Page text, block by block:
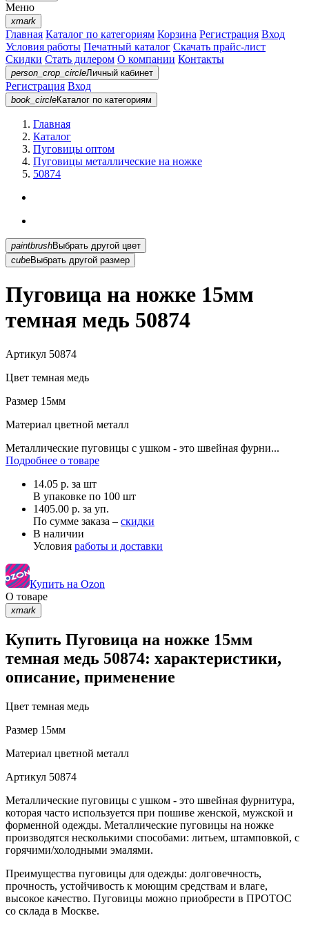
Меню
xmark
Главная Каталог по категориям Корзина Регистрация Вход
Условия работы Печатный каталог Скачать прайс-лист
Скидки Стать дилером О компании Контакты
person_crop_circleЛичный кабинет
Регистрация Вход
book_circleКаталог по категориям
Главная
Каталог
Пуговицы оптом
Пуговицы металлические на ножке
50874
paintbrush
Выбрать другой цвет
cubeВыбрать другой размер
Пуговица на ножке 15мм
темная медь 50874
Артикул 50874
Цвет темная медь
Размер 15мм
Материал цветной металл
Металлические пуговицы с ушком - это швейная фурни...
Подробнее о товаре
14.05 р. за шт
В упаковке по 100 шт
1405.00 р. за уп.
По сумме заказа – скидки
В наличии
Условия работы и доставки
Купить на Ozon
О товаре
xmark
Купить Пуговица на ножке 15мм
темная медь 50874: характеристики,
описание, применение
Цвет темная медь
Размер 15мм
Материал цветной металл
Артикул 50874
Металлические пуговицы с ушком - это швейная фурнитура,
которая часто используется при пошиве женской, мужской и
форменной одежды. Металлические пуговицы на ножке
производятся несколькими способами: литьем, штамповкой, с
горячими/холодными эмалями.
Преимущества пуговицы для одежды: долговечность,
прочность, устойчивость к моющим средствам и влаге,
высокое качество. Пуговицы можно приобрести в ПРОТОС
со склада в Москве.